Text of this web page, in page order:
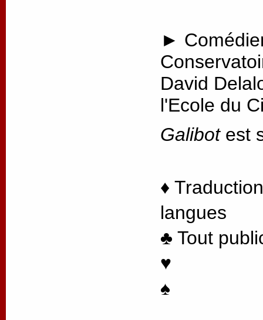
►
David
l'Ecole du
Galibotest
♦
langues
♣ Tout
♥
♠